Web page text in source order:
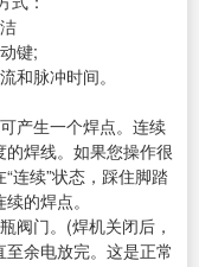
键;
和脉冲时间。
产生一个焊点。连续
焊线。如果您操作很
连续”状态，踩住脚踏
的焊点。
阀门。(焊机关闭后，
余电放完。这是正常